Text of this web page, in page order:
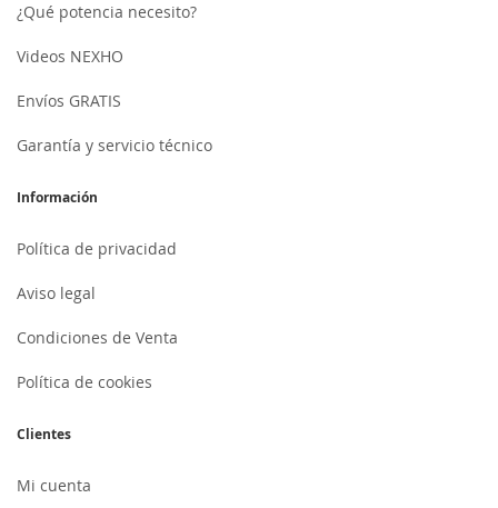
¿Qué potencia necesito?
Videos NEXHO
Envíos GRATIS
Garantía y servicio técnico
Información
Política de privacidad
Aviso legal
Condiciones de Venta
Política de cookies
Clientes
Mi cuenta